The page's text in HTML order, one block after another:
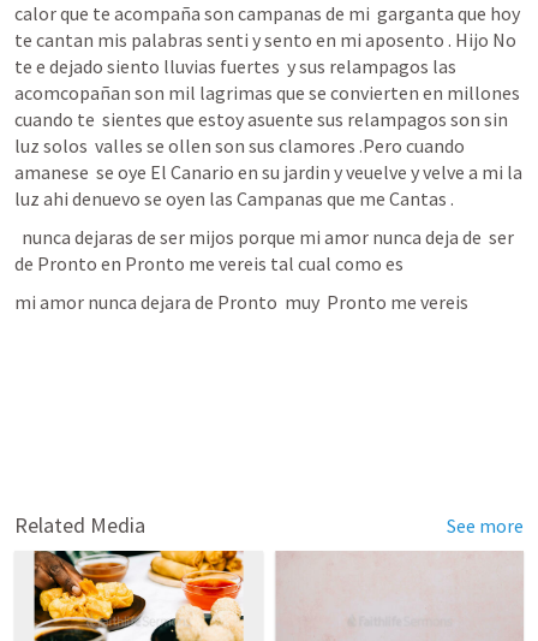
calor que te acompaña son campanas de mi  garganta que hoy
te cantan mis palabras senti y sento en mi aposento . Hijo No
te e dejado siento lluvias fuertes  y sus relampagos las
acomcopañan son mil lagrimas que se convierten en millones
cuando te  sientes que estoy asuente sus relampagos son sin
luz solos  valles se ollen son sus clamores .Pero cuando
amanese  se oye El Canario en su jardin y veuelve y velve a mi la
luz ahi denuevo se oyen las Campanas que me Cantas .
de Pronto en Pronto me vereis tal cual como es
mi amor nunca dejara de Pronto  muy  Pronto me vereis
Related Media See more